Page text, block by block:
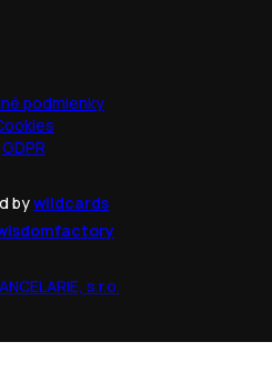
podmienky
GDPR
bywildcards
s.r.o.